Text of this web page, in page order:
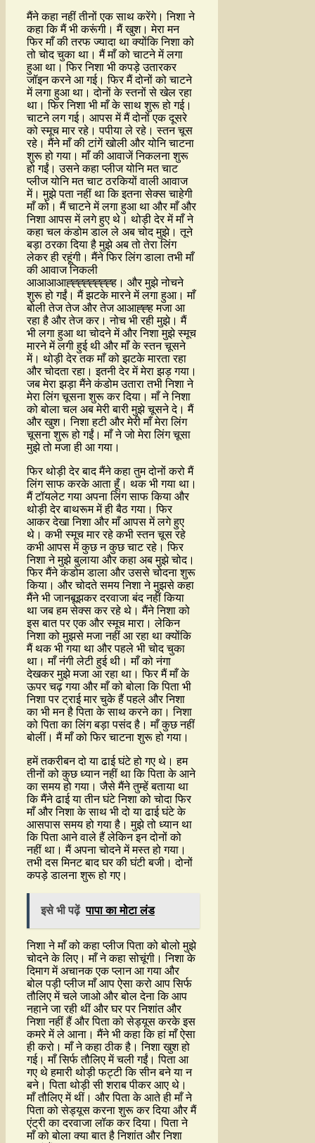
मैंने कहा नहीं तीनों एक साथ करेंगे। निशा ने
कहा कि मैं भी करूंगी। मैं खुश। मेरा मन
फिर माँ की तरफ ज्यादा था क्योंकि निशा को
तो चोद चुका था। मैं माँ को चाटने में लगा
हुआ था। फिर निशा भी कपड़े उतारकर
जॉइन करने आ गई। फिर मैं दोनों को चाटने
में लगा हुआ था। दोनों के स्तनों से खेल रहा
था। फिर निशा भी माँ के साथ शुरू हो गई।
चाटने लग गई। आपस में मैं दोनों एक दूसरे
को स्मूच मार रहे। पपीया ले रहे। स्तन चूस
रहे। मैंने माँ की टांगें खोली और योनि चाटना
शुरू हो गया। माँ की आवाजें निकलना शुरू
हो गईं। उसने कहा प्लीज योनि मत चाट
प्लीज योनि मत चाट ठरकियों वाली आवाज
में। मुझे पता नहीं था कि इतना सेक्स चाहेगी
माँ को। मैं चाटने में लगा हुआ था और माँ और
निशा आपस में लगे हुए थे। थोड़ी देर में माँ ने
कहा चल कंडोम डाल ले अब चोद मुझे। तूने
बड़ा ठरका दिया है मुझे अब तो तेरा लिंग
लेकर ही रहूंगी। मैंने फिर लिंग डाला तभी माँ
की आवाज निकली
आआआआह्ह्ह्ह्ह्ह्ह्ह्ह। और मुझे नोचने
शुरू हो गईं। मैं झटके मारने में लगा हुआ। माँ
बोली तेज तेज और तेज आआह्ह्ह मजा आ
रहा है और तेज कर। नोच भी रही मुझे। मैं
भी लगा हुआ था चोदने में और निशा मुझे स्मूच
मारने में लगी हुई थी और माँ के स्तन चूसने
में। थोड़ी देर तक माँ को झटके मारता रहा
और चोदता रहा। इतनी देर में मेरा झड़ गया।
जब मेरा झड़ा मैंने कंडोम उतारा तभी निशा ने
मेरा लिंग चूसना शुरू कर दिया। माँ ने निशा
को बोला चल अब मेरी बारी मुझे चूसने दे। मैं
और खुश। निशा हटी और मेरी माँ मेरा लिंग
चूसना शुरू हो गईं। माँ ने जो मेरा लिंग चूसा
मुझे तो मजा ही आ गया।
फिर थोड़ी देर बाद मैंने कहा तुम दोनों करो मैं
लिंग साफ करके आता हूँ। थक भी गया था।
मैं टॉयलेट गया अपना लिंग साफ किया और
थोड़ी देर बाथरूम में ही बैठ गया। फिर
आकर देखा निशा और माँ आपस में लगे हुए
थे। कभी स्मूच मार रहे कभी स्तन चूस रहे
कभी आपस में कुछ न कुछ चाट रहे। फिर
निशा ने मुझे बुलाया और कहा अब मुझे चोद।
फिर मैंने कंडोम डाला और उससे चोदना शुरू
किया। और चोदते समय निशा ने मुझसे कहा
मैंने भी जानबूझकर दरवाजा बंद नहीं किया
था जब हम सेक्स कर रहे थे। मैंने निशा को
इस बात पर एक और स्मूच मारा। लेकिन
निशा को मुझसे मजा नहीं आ रहा था क्योंकि
मैं थक भी गया था और पहले भी चोद चुका
था। माँ नंगी लेटी हुई थी। माँ को नंगा
देखकर मुझे मजा आ रहा था। फिर मैं माँ के
ऊपर चढ़ गया और माँ को बोला कि पिता भी
निशा पर ट्राई मार चुके हैं पहले और निशा
का भी मन है पिता के साथ करने का। निशा
को पिता का लिंग बड़ा पसंद है। माँ कुछ नहीं
बोलीं। मैं माँ को फिर चाटना शुरू हो गया।
हमें तकरीबन दो या ढाई घंटे हो गए थे। हम
तीनों को कुछ ध्यान नहीं था कि पिता के आने
का समय हो गया। जैसे मैंने तुम्हें बताया था
कि मैंने ढाई या तीन घंटे निशा को चोदा फिर
माँ और निशा के साथ भी दो या ढाई घंटे के
आसपास समय हो गया है। मुझे तो ध्यान था
कि पिता आने वाले हैं लेकिन इन दोनों को
नहीं था। मैं अपना चोदने में मस्त हो गया।
तभी दस मिनट बाद घर की घंटी बजी। दोनों
कपड़े डालना शुरू हो गए।
इसे भी पढ़ें पापा का मोटा लंड
निशा ने माँ को कहा प्लीज पिता को बोलो मुझे
चोदने के लिए। माँ ने कहा सोचूंगी। निशा के
दिमाग में अचानक एक प्लान आ गया और
बोल पड़ी प्लीज माँ आप ऐसा करो आप सिर्फ
तौलिए में चले जाओ और बोल देना कि आप
नहाने जा रही थीं और घर पर निशांत और
निशा नहीं हैं और पिता को सेड्यूस करके इस
कमरे में ले आना। मैंने भी कहा कि हां माँ ऐसा
ही करो। माँ ने कहा ठीक है। निशा खुश हो
गई। माँ सिर्फ तौलिए में चली गईं। पिता आ
गए थे हमारी थोड़ी फट्टी कि सीन बने या न
बने। पिता थोड़ी सी शराब पीकर आए थे।
माँ तौलिए में थीं। और पिता के आते ही माँ ने
पिता को सेड्यूस करना शुरू कर दिया और मैं
एंट्री का दरवाजा लॉक कर दिया। पिता ने
माँ को बोला क्या बात है निशांत और निशा